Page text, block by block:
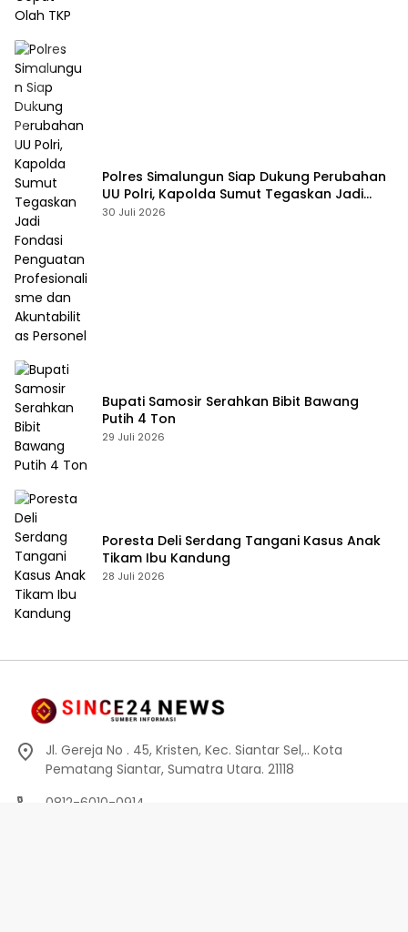
Polres Simalungun Siap Dukung Perubahan
UU Polri, Kapolda Sumut Tegaskan Jadi
Fondasi Penguatan Profesionalisme dan
30 Juli 2026
Bupati Samosir Serahkan Bibit Bawang
Putih 4 Ton
29 Juli 2026
Poresta Deli Serdang Tangani Kasus Anak
Tikam Ibu Kandung
28 Juli 2026
Jl. Gereja No . 45, Kristen, Kec. Siantar Sel,.. Kota
Pematang Siantar, Sumatra Utara. 21118
0812-6010-0914